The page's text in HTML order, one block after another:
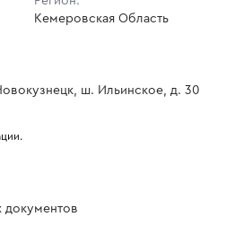
Кемеровская Область
ш. Ильинское, д. 30
документов